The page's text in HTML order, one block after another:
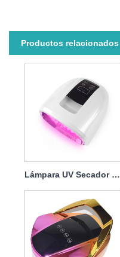
Productos relacionados
Lámpara UV Secador de Uñas Recargable 90w